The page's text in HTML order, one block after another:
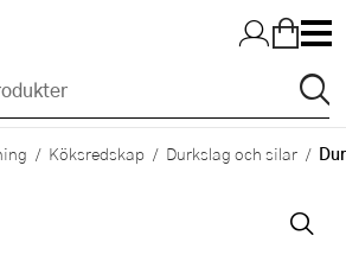
Köksredskap Durkslag och silar